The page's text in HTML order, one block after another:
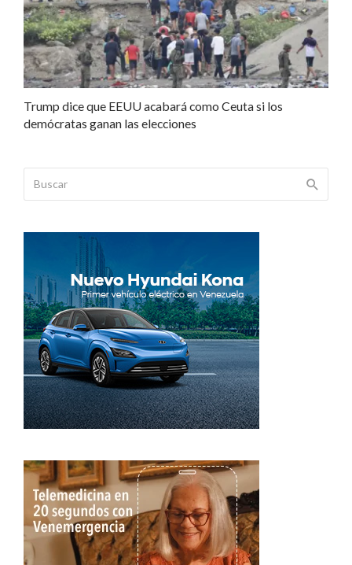
Trump dice que EEUU acabará como Ceuta si los
demócratas ganan las elecciones